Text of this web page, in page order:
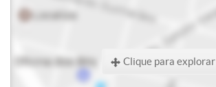
Clique para explorar